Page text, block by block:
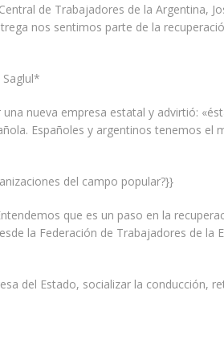
de Trabajadores de la Argentina,
nos sentimos parte de la
nueva empresa estatal y advirtió:
Españoles y argentinos tenemos el
del campo popular?}}
que es un paso en la
la Federación de Trabajadores de la
del Estado, socializar la conducción,